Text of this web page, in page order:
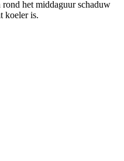
het middaguur schaduw
koeler is.